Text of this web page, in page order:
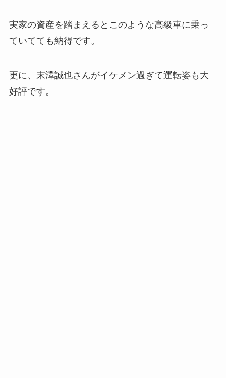
実家の資産を踏まえるとこのような高級車に乗っ
ていてても納得です。
更に、末澤誠也さんがイケメン過ぎて運転姿も大
好評です。